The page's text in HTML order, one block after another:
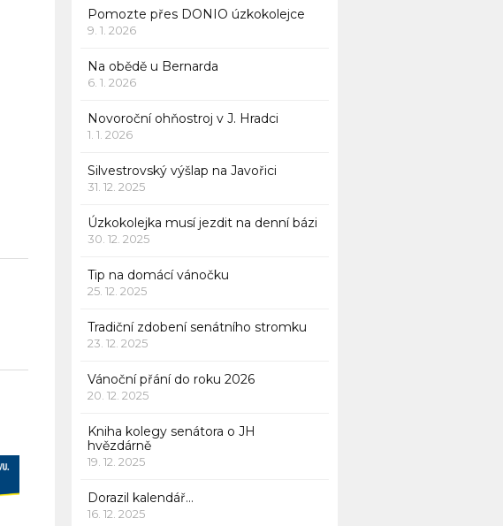
Pomozte přes DONIO úzkokolejce
9. 1. 2026
Na obědě u Bernarda
6. 1. 2026
Novoroční ohňostroj v J. Hradci
1. 1. 2026
Silvestrovský výšlap na Javořici
31. 12. 2025
Úzkokolejka musí jezdit na denní bázi
30. 12. 2025
Tip na domácí vánočku
25. 12. 2025
Tradiční zdobení senátního stromku
23. 12. 2025
Vánoční přání do roku 2026
20. 12. 2025
Kniha kolegy senátora o JH
hvězdárně
19. 12. 2025
Dorazil kalendář…
16. 12. 2025